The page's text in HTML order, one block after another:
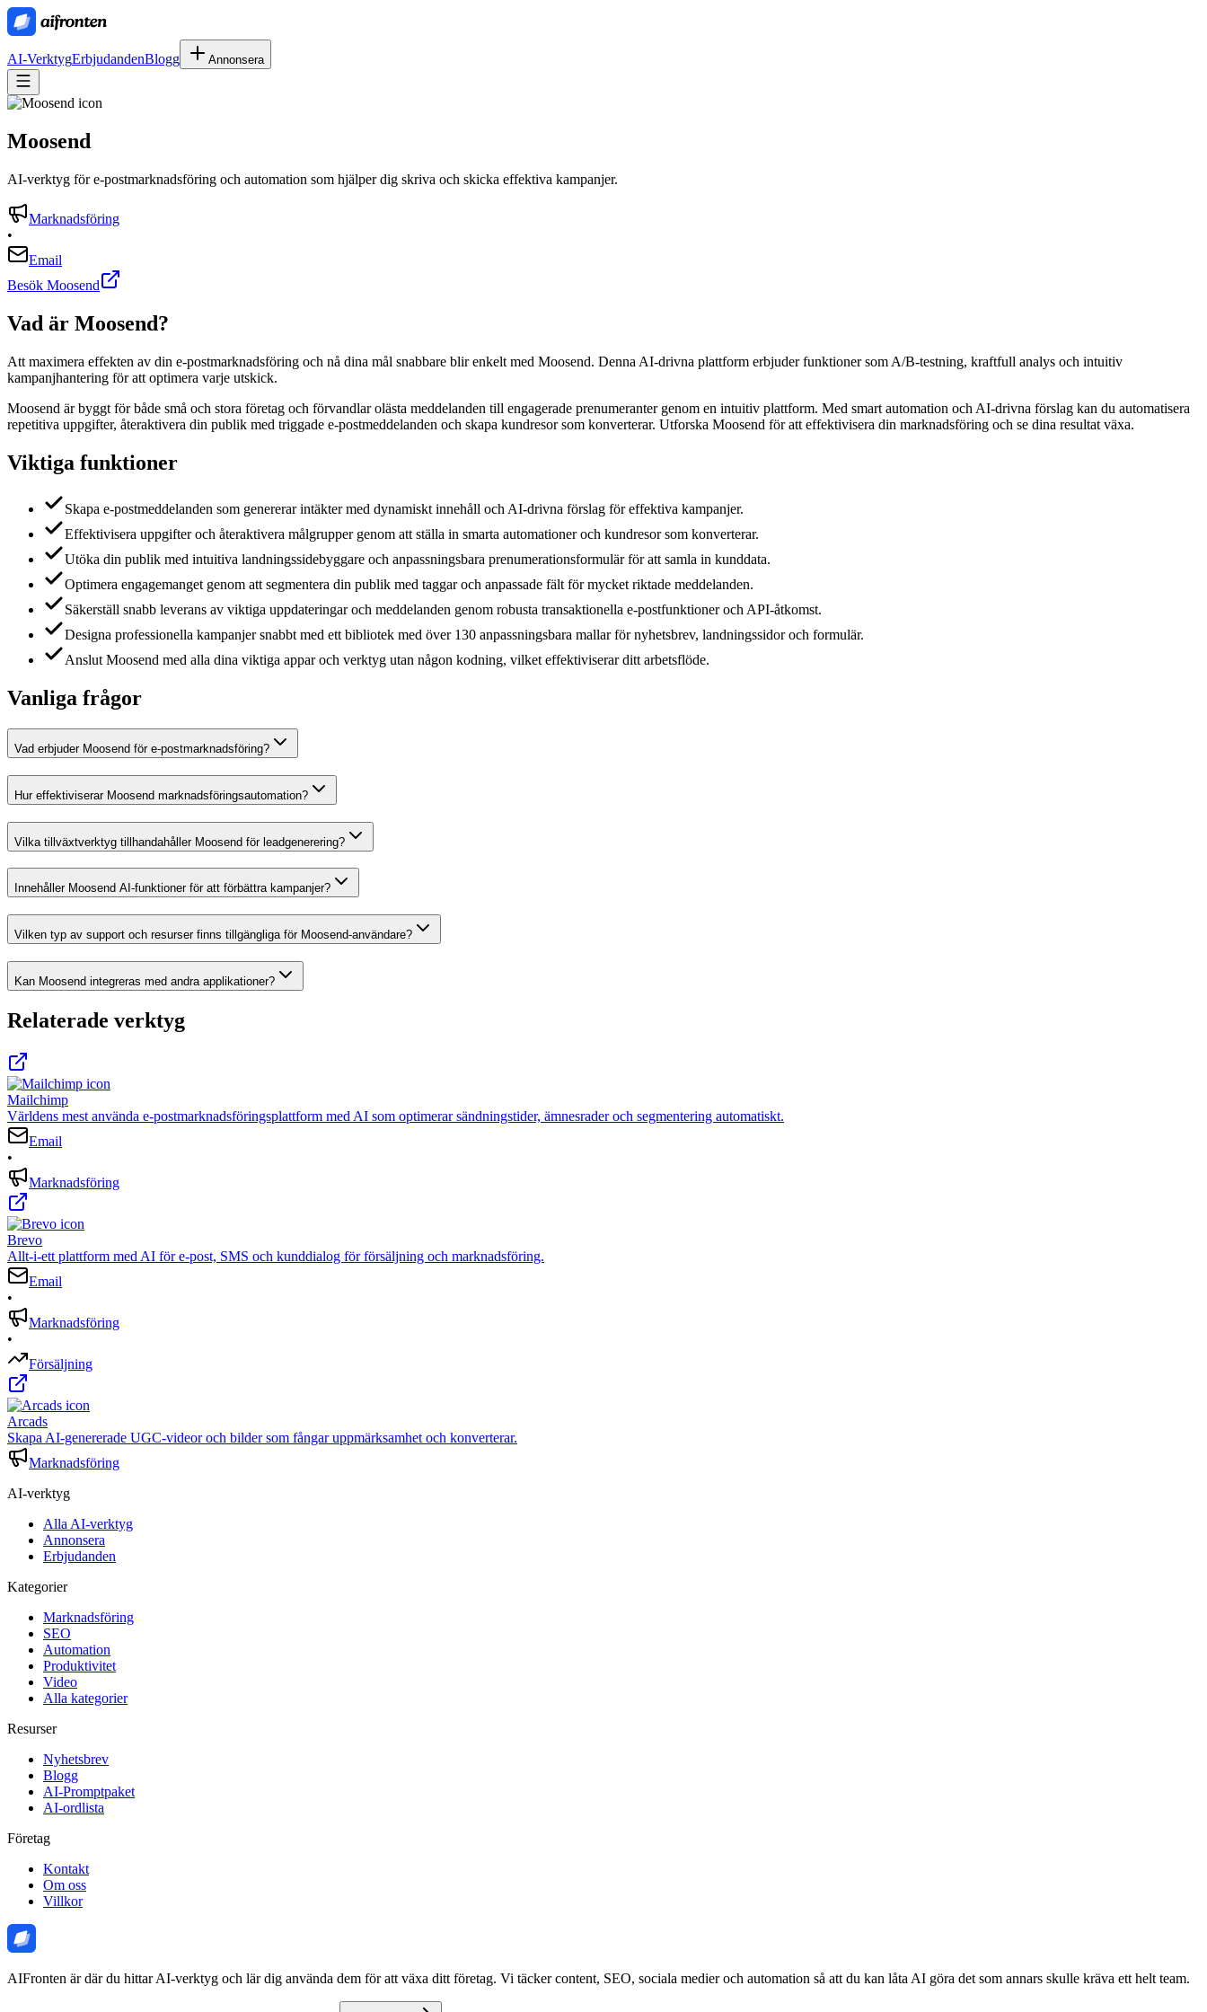
AI-VerktygErbjudandenBlogg Annonsera
Moosend
AI-verktyg för e-postmarknadsföring och automation som hjälper dig skriva och skicka effektiva kampanjer.
Marknadsföring
•
Email
Besök Moosend
Vad är Moosend?
Att maximera effekten av din e-postmarknadsföring och nå dina mål snabbare blir enkelt med Moosend. Denna AI-drivna plattform erbjuder funktioner som A/B-testning, kraftfull analys och intuitiv
kampanjhantering för att optimera varje utskick.
Moosend är byggt för både små och stora företag och förvandlar olästa meddelanden till engagerade prenumeranter genom en intuitiv plattform. Med smart automation och AI-drivna förslag kan du automatisera
repetitiva uppgifter, återaktivera din publik med triggade e-postmeddelanden och skapa kundresor som konverterar. Utforska Moosend för att effektivisera din marknadsföring och se dina resultat växa.
Viktiga funktioner
Skapa e-postmeddelanden som genererar intäkter med dynamiskt innehåll och AI-drivna förslag för effektiva kampanjer.
Effektivisera uppgifter och återaktivera målgrupper genom att ställa in smarta automationer och kundresor som konverterar.
Utöka din publik med intuitiva landningssidebyggare och anpassningsbara prenumerationsformulär för att samla in kunddata.
Optimera engagemanget genom att segmentera din publik med taggar och anpassade fält för mycket riktade meddelanden.
Säkerställ snabb leverans av viktiga uppdateringar och meddelanden genom robusta transaktionella e-postfunktioner och API-åtkomst.
Designa professionella kampanjer snabbt med ett bibliotek med över 130 anpassningsbara mallar för nyhetsbrev, landningssidor och formulär.
Anslut Moosend med alla dina viktiga appar och verktyg utan någon kodning, vilket effektiviserar ditt arbetsflöde.
Vanliga frågor
Vad erbjuder Moosend för e-postmarknadsföring?
Hur effektiviserar Moosend marknadsföringsautomation?
Vilka tillväxtverktyg tillhandahåller Moosend för leadgenerering?
Innehåller Moosend AI-funktioner för att förbättra kampanjer?
Vilken typ av support och resurser finns tillgängliga för Moosend-användare?
Kan Moosend integreras med andra applikationer?
Relaterade verktyg
Mailchimp
Världens mest använda e-postmarknadsföringsplattform med AI som optimerar sändningstider, ämnesrader och segmentering automatiskt.
Email
•
Marknadsföring
Brevo
Allt-i-ett plattform med AI för e-post, SMS och kunddialog för försäljning och marknadsföring.
Email
•
Marknadsföring
•
Försäljning
Arcads
Skapa AI-genererade UGC-videor och bilder som fångar uppmärksamhet och konverterar.
Marknadsföring
AI-verktyg
Alla AI-verktyg
Annonsera
Erbjudanden
Kategorier
Marknadsföring
SEO
Automation
Produktivitet
Video
Alla kategorier
Resurser
Nyhetsbrev
Blogg
AI-Promptpaket
AI-ordlista
Företag
Kontakt
Om oss
Villkor
AIFronten är där du hittar AI-verktyg och lär dig använda dem för att växa ditt företag. Vi täcker content, SEO, sociala medier och automation så att du kan låta AI göra det som annars skulle kräva ett helt team.